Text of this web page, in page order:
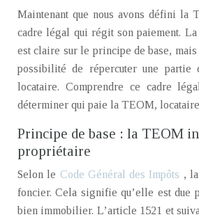
Maintenant que nous avons défini la
cadre légal qui régit son paiement.
est claire sur le principe de base,
possibilité de répercuter une partie
locataire. Comprendre ce cadre
déterminer qui paie la TEOM,
Principe de base : la TEOM
propriétaire
Selon le Code Général des Impôts ,
foncier. Cela signifie qu’elle est due
bien immobilier. L’article 1521 et